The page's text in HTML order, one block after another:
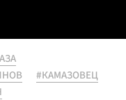
#КАМАЗОВЕЦ